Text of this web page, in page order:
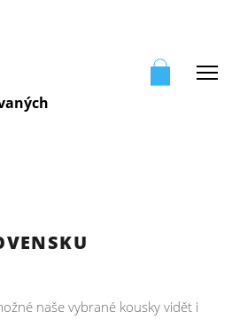
naše vybrané kousky vidět i